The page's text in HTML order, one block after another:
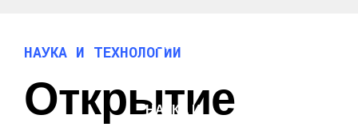
АВТО
НАУКА И
НАУКА И ТЕХНОЛОГИИ
Открытие